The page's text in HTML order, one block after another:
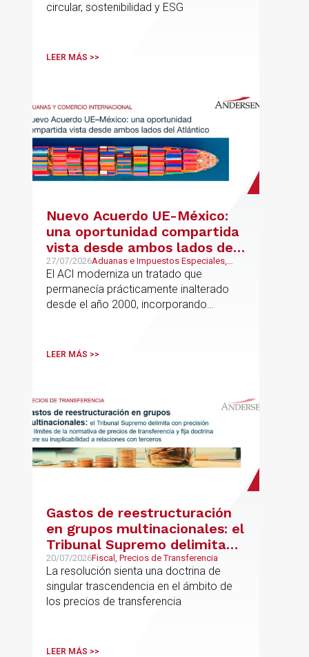
circular, sostenibilidad y ESG
LEER MÁS >>
Nuevo Acuerdo UE-México:
una oportunidad compartida
vista desde ambos lados del
Atlántico
27/07/2026Aduanas e Impuestos Especiales,
Mexican Desk
El ACI moderniza un tratado que
permanecía prácticamente inalterado
desde el año 2000, incorporando
LEER MÁS >>
Gastos de reestructuración
en grupos multinacionales: el
Tribunal Supremo delimita
con precisión los límites de la
normativa de precios de
transferencia y fija doctrina
sobre su inaplicabilidad a
20/07/2026Fiscal, Precios de Transferencia
La resolución sienta una doctrina de
singular trascendencia en el ámbito de
los precios de transferencia
LEER MÁS >>